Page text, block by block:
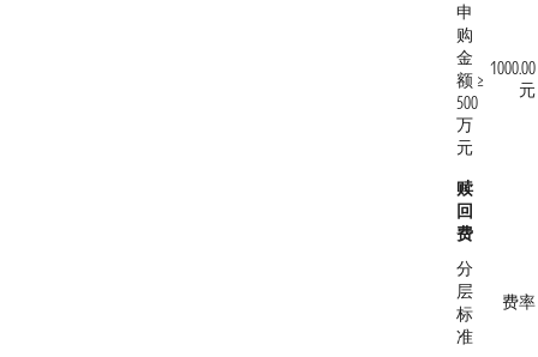
申
购
金
额 ≥
500
万
元
1000.00
元
赎
回
费
分
层
标
准
费率